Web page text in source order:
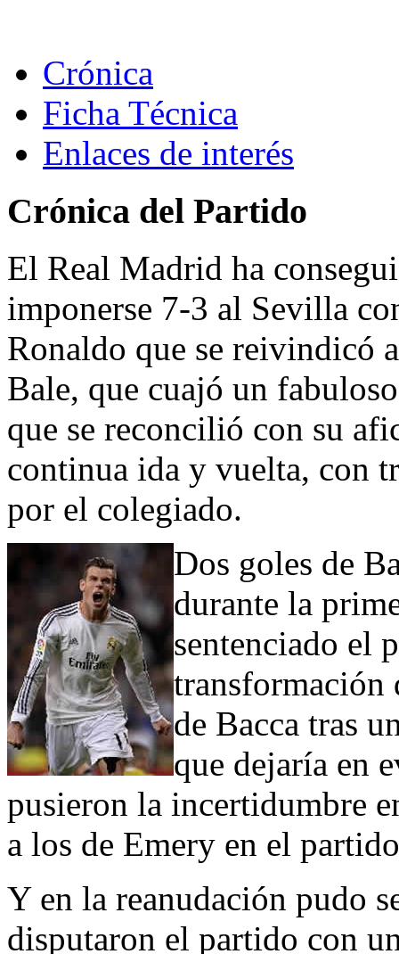
Crónica
Ficha Técnica
Enlaces de interés
Crónica del Partido
El Real Madrid ha
imponerse 7-3 al Sevilla
Ronaldo que se reivindicó
Bale, que cuajó un
que se reconcilió con su
continua ida y vuelta, con
por el colegiado.
Dos goles de
durante la
sentenciado el
transformación
de Bacca tras
que dejaría en
pusieron la incertidumbre
a los de Emery en el
Y en la reanudación pudo
disputaron el partido con